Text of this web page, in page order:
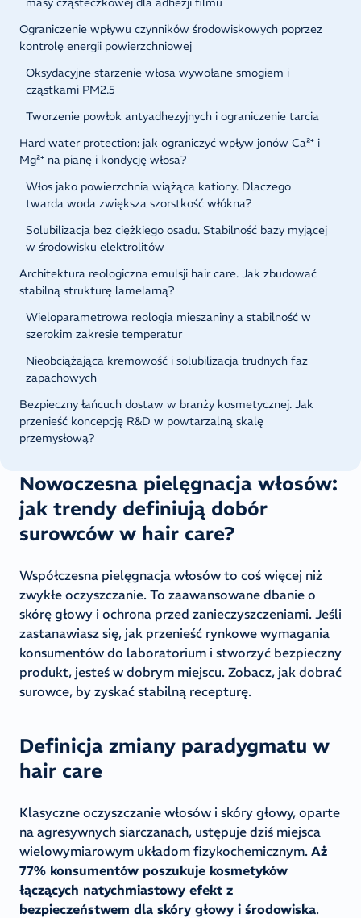
Nowoczesna pielęgnacja włosów:
jak trendy definiują dobór
surowców w hair care?
Współczesna pielęgnacja włosów to coś więcej niż
zwykłe oczyszczanie. To zaawansowane dbanie o
skórę głowy i ochrona przed zanieczyszczeniami. Jeśli
zastanawiasz się, jak przenieść rynkowe wymagania
konsumentów do laboratorium i stworzyć bezpieczny
produkt, jesteś w dobrym miejscu. Zobacz, jak dobrać
surowce, by zyskać stabilną recepturę.
Definicja zmiany paradygmatu w
hair care
Klasyczne oczyszczanie włosów i skóry głowy, oparte
na agresywnych siarczanach, ustępuje dziś miejsca
wielowymiarowym układom fizykochemicznym. Aż
77% konsumentów poszukuje kosmetyków
łączących natychmiastowy efekt z
bezpieczeństwem dla skóry głowy i środowiska.
Ograniczenie wpływu czynników środowiskowych poprzez
kontrolę energii powierzchniowej
Oksydacyjne starzenie włosa wywołane smogiem i
cząstkami PM2.5
Tworzenie powłok antyadhezyjnych i ograniczenie tarcia
Hard water protection: jak ograniczyć wpływ jonów Ca²⁺ i
Mg²⁺ na pianę i kondycję włosa?
Włos jako powierzchnia wiążąca kationy. Dlaczego
twarda woda zwiększa szorstkość włókna?
Solubilizacja bez ciężkiego osadu. Stabilność bazy myjącej
w środowisku elektrolitów
Architektura reologiczna emulsji hair care. Jak zbudować
stabilną strukturę lamelarną?
Wieloparametrowa reologia mieszaniny a stabilność w
szerokim zakresie temperatur
Nieobciążająca kremowość i solubilizacja trudnych faz
zapachowych
Bezpieczny łańcuch dostaw w branży kosmetycznej. Jak
przenieść koncepcję R&D w powtarzalną skalę
przemysłową?